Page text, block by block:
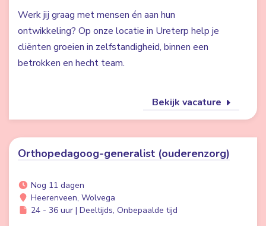
Werk jij graag met mensen én aan hun
ontwikkeling? Op onze locatie in Ureterp help je
cliënten groeien in zelfstandigheid, binnen een
betrokken en hecht team.
Bekijk vacature
Orthopedagoog-generalist (ouderenzorg)
Nog 11 dagen
Heerenveen, Wolvega
24 - 36 uur | Deeltijds, Onbepaalde tijd